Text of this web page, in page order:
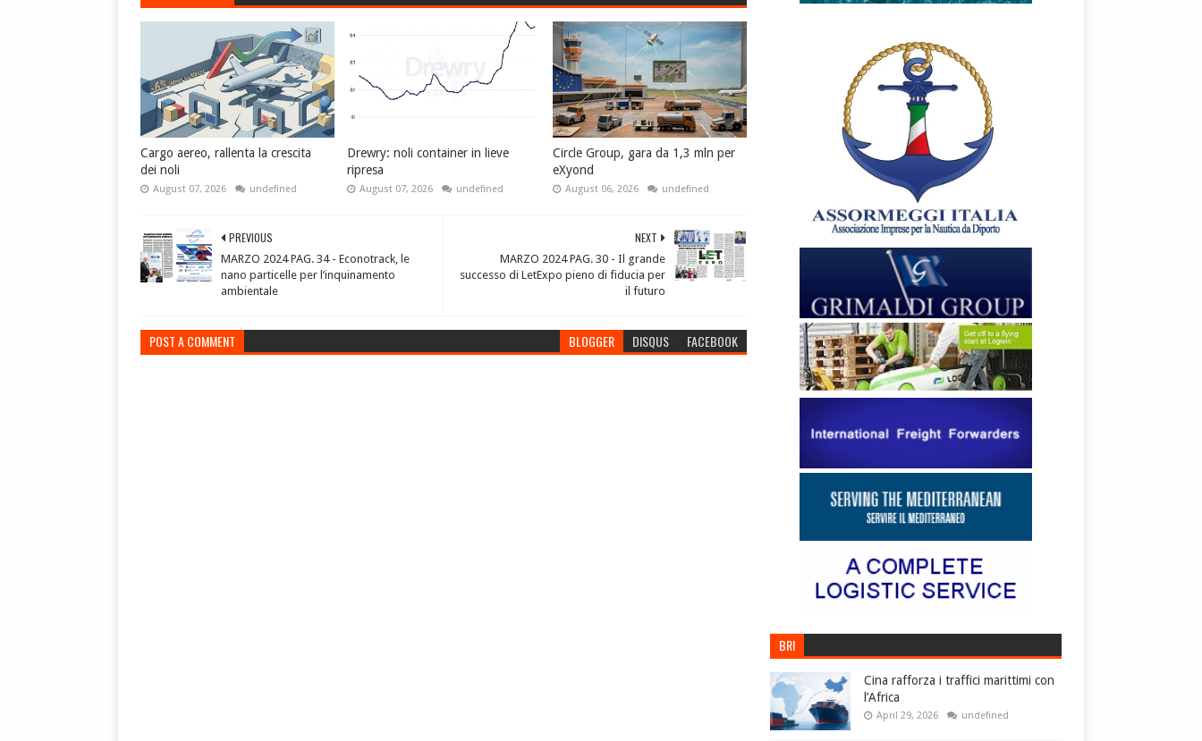
Cargo aereo, rallenta la crescita
dei noli
August 07, 2026 undefined
Drewry: noli container in lieve
ripresa
August 07, 2026 undefined
Circle Group, gara da 1,3 mln per
eXyond
August 06, 2026 undefined
NEXT
MARZO 2024 PAG. 30 - Il grande
successo di LetExpo pieno di fiducia per
il futuro
PREVIOUS
MARZO 2024 PAG. 34 - Econotrack, le
nano particelle per l’inquinamento
ambientale
POST A COMMENT BLOGGER DISQUS FACEBOOK
BRI
Cina rafforza i traffici marittimi con
l’Africa
April 29, 2026 undefined